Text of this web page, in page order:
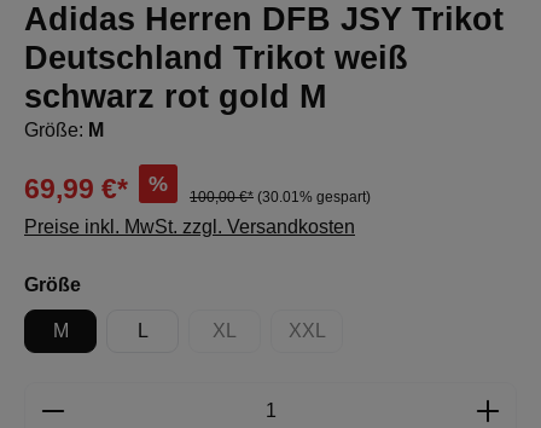
Adidas Herren DFB JSY Trikot
Deutschland Trikot weiß
schwarz rot gold M
Größe: M
69,99 €* %
100,00 €* (30.01% gespart)
Preise inkl. MwSt. zzgl. Versandkosten
Größeauswählen
M L XL
(Diese Option ist zurzeit nicht verfügbar.)
XXL
(Diese Option ist zurzeit nicht
Produkt Anzahl: Gib den gewünschten